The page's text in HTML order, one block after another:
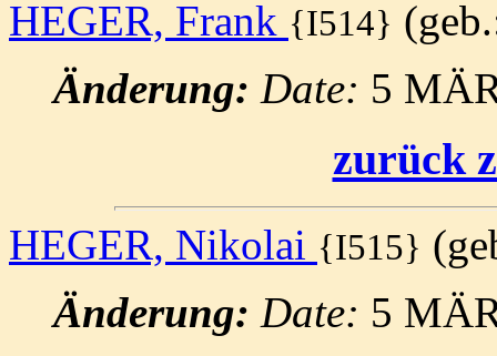
HEGER, Frank {I514}
Änderung: Date: 5
zurück
HEGER, Nikolai {I515}
Änderung: Date: 5